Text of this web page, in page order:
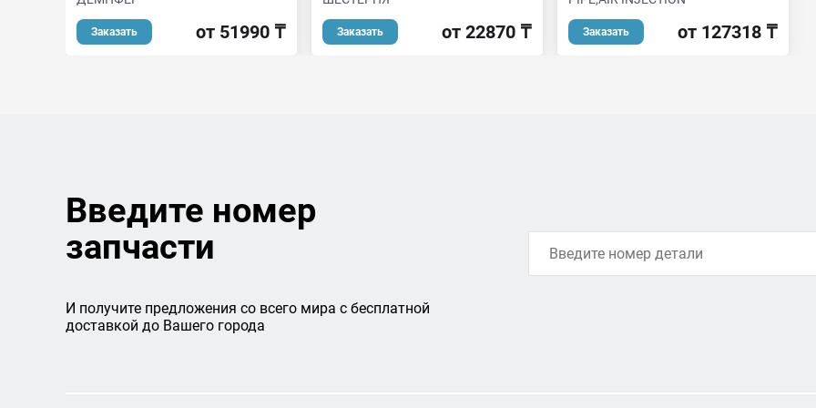
Заказать от 51990 ₸ Заказать от 22870 ₸ Заказать от 127318 ₸
Введите номер
запчасти
И получите предложения со всего мира с бесплатной
доставкой до Вашего города